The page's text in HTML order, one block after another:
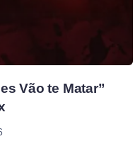
Vão te Matar”